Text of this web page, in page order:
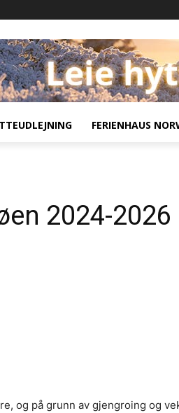
FERIENHAUS
2024-2026
og på grunn av gjengroing og